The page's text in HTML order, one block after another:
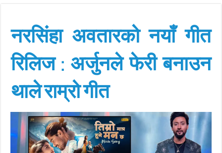
नरसिंहा अवतारको नयाँ गीत
रिलिज : अर्जुनले फेरी बनाउन
थाले राम्रो गीत